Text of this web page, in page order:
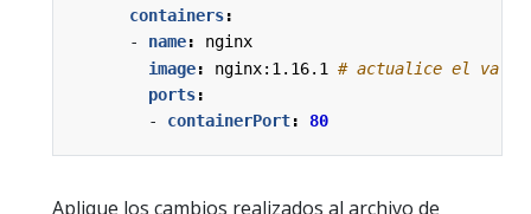
containers:
- name:
nginx
image: nginx:1.16.1
# actualice el valor
ports:
- containerPort: 80
Aplique los cambios realizados al archivo de